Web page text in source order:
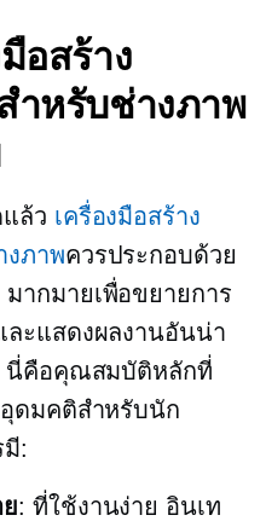
อสร้าง
ำหรับช่างภาพ
ล้ว เครื่องมือสร้าง
งภาพควรประกอบด้วย
ากมายเพื่อขยายการ
ะแสดงผลงานอันน่า
นี่คือคุณสมบัติหลักที่
อุดมคติสำหรับนัก
:
:ที่ใช้งานง่าย อินเท